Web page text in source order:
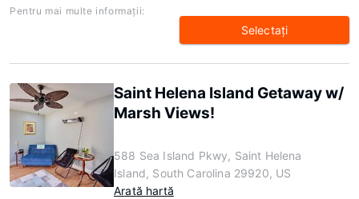
Pentru mai multe informaţii:
Selectaţi
Saint Helena Island Getaway w/
Marsh Views!
588 Sea Island Pkwy, Saint Helena
Island, South Carolina 29920, US
Arată hartă